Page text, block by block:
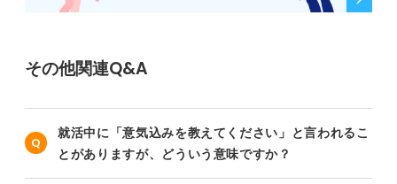
その他関連Q&A
就活中に「意気込みを教えてください」と言われるこ
とがありますが、どういう意味ですか？